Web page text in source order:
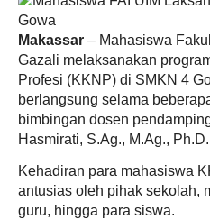
Makassar – Mahasiswa
Gazali melaksanakan
Profesi (KKNP) di SMKN 4
berlangsung selama
bimbingan dosen
Hasmirati, S.Ag., M.Ag., Ph.D.
Kehadiran para mahasiswa
antusias oleh pihak sekolah,
guru, hingga para siswa.